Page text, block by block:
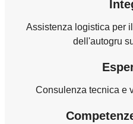
Assistenza logistica per
dell'autogru
Consulenza tecnica e